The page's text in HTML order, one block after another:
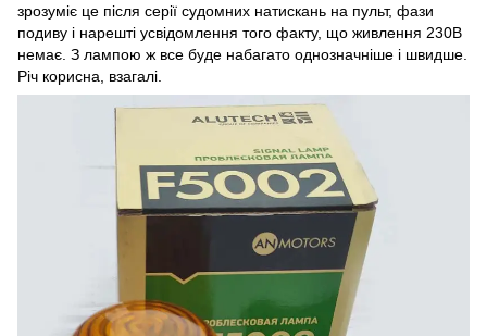
зрозуміє це після серії судомних натискань на пульт, фази
подиву і нарешті усвідомлення того факту, що живлення 230В
немає. З лампою ж все буде набагато однозначніше і швидше.
Річ корисна, взагалі.